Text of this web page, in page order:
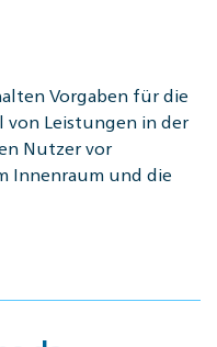
Vorgaben für die
von Leistungen in der
Nutzer vor
Innenraum und die